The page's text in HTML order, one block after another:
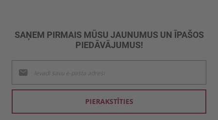
SAŅEM PIRMAIS MŪSU JAUNUMUS UN ĪPAŠOS
PIEDĀVĀJUMUS!
jaunumu
saņemšanai:
PIERAKSTĪTIES